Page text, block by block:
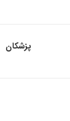
پزشکان